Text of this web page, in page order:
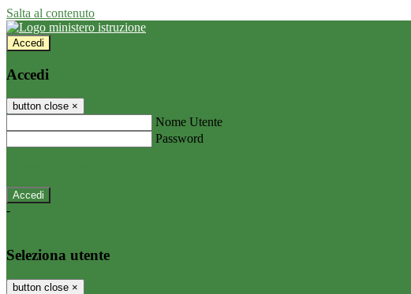
Salta al contenuto
Accedi
Accedi
button close ×
Nome Utente
Password
-
Seleziona utente
button close ×